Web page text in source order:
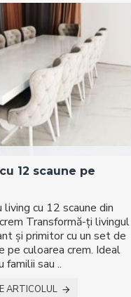
12 scaune pe
cu 12 scaune din
Transformă-ți livingul
și primitor cu un set de
pe culoarea crem. Ideal
familii sau ..
ARTICOLUL